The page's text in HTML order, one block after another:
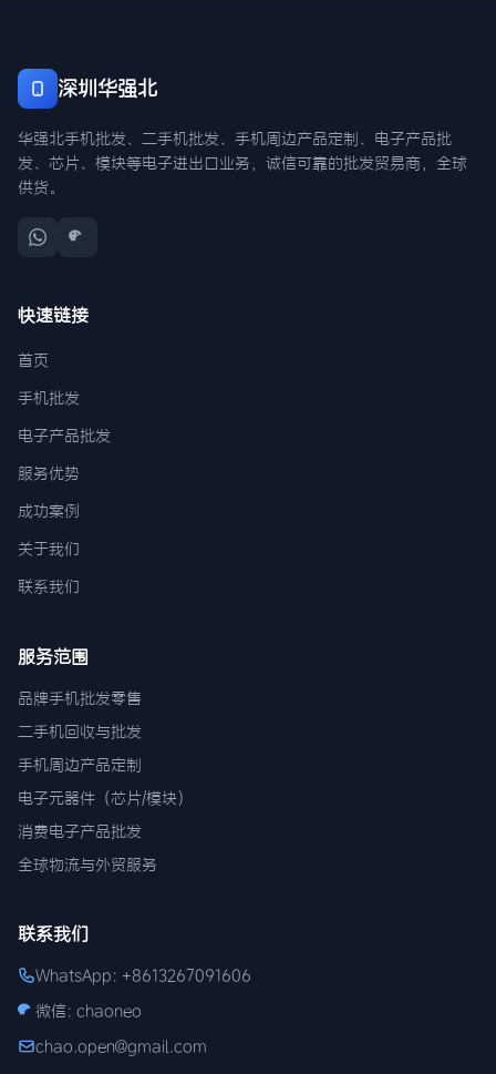
深圳华强北
华强北手机批发、二手机批发、手机周边产品定制、电子产品批
发、芯片、模块等电子进出口业务，诚信可靠的批发贸易商，全球
供货。
快速链接
首页
手机批发
电子产品批发
服务优势
成功案例
关于我们
联系我们
服务范围
品牌手机批发零售
二手机回收与批发
手机周边产品定制
电子元器件（芯片/模块）
消费电子产品批发
全球物流与外贸服务
联系我们
WhatsApp: +8613267091606
微信: chaoneo
chao.open@gmail.com